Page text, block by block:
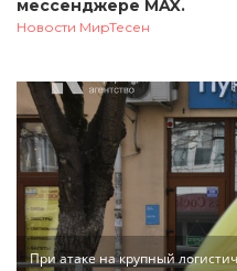
мессенджере MAX.
Новости МирТесен
При атаке на крупный